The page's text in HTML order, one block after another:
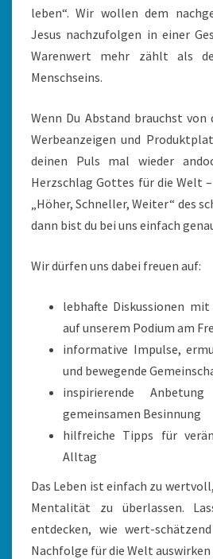
leben“. Wir wollen dem
Jesus nachzufolgen in einer
Warenwert mehr zählt als
Menschseins.
Wenn Du Abstand brauchst von
Werbeanzeigen und
deinen Puls mal wieder
Herzschlag Gottes für die Welt
„Höher, Schneller, Weiter“ des
dann bist du bei uns einfach
Wir dürfen uns dabei freuen auf:
lebhafte Diskussionen mit
auf unserem Podium am
informative Impulse,
und bewegende
inspirierende
gemeinsamen Besinnung
hilfreiche Tipps für
Alltag
Das Leben ist einfach zu
Mentalität zu überlassen.
entdecken, wie wert-
Nachfolge für die Welt auswirken